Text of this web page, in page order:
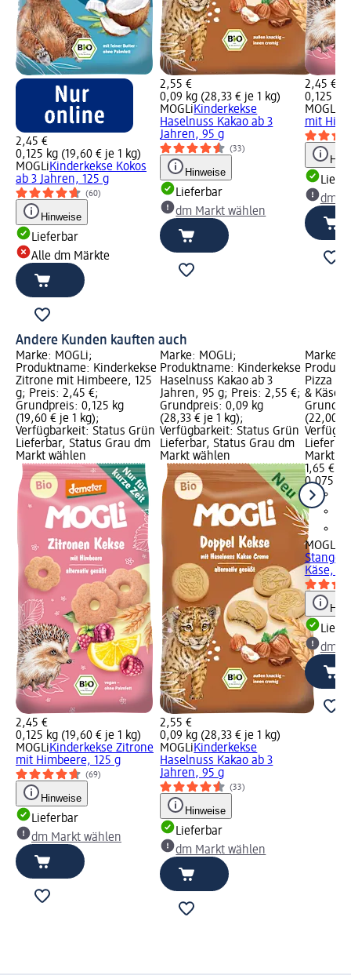
2,45 €
0,125 kg (19,60 € je 1 kg)
MOGLiKinderkekse Kokos
ab 3 Jahren, 125 g
(60)
Hinweise
Lieferbar
Alle dm Märkte
2,55 €
0,09 kg (28,33 € je 1 kg)
MOGLiKinderkekse
Haselnuss Kakao ab 3
Jahren, 95 g
(33)
Hinweise
Lieferbar
dm Markt wählen
2,45 €
0,125 kg
MOGLi
mit
dm
Andere Kunden kauften auch
Marke: MOGLi;
Produktname: Kinderkekse
Zitrone mit Himbeere, 125
g; Preis: 2,45 €;
Grundpreis: 0,125 kg
(19,60 € je 1 kg);
Verfügbarkeit: Status Grün
Lieferbar, Status Grau dm
Markt wählen
2,45 €
0,125 kg (19,60 € je 1 kg)
MOGLiKinderkekse Zitrone
mit Himbeere, 125 g
(69)
Hinweise
Lieferbar
dm Markt wählen
Marke: MOGLi;
Produktname: Kinderkekse
Haselnuss Kakao ab 3
Jahren, 95 g; Preis: 2,55 €;
Grundpreis: 0,09 kg
(28,33 € je 1 kg);
Verfügbarkeit: Status Grün
Lieferbar, Status Grau dm
Markt wählen
2,55 €
0,09 kg (28,33 € je 1 kg)
MOGLiKinderkekse
Haselnuss Kakao ab 3
Jahren, 95 g
(33)
Hinweise
Lieferbar
dm Markt wählen
Marke:
Pizza
& Käse,
(22,00 €
Markt
1,65 €
0,075 kg
MOGLi
Käse,
dm